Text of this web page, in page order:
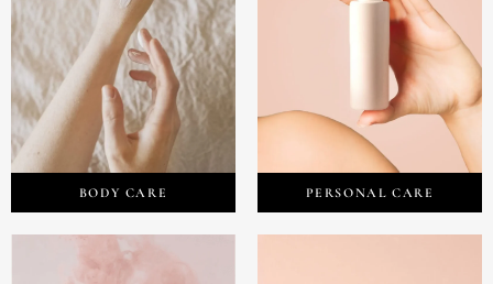
BODY CARE PERSONAL CARE